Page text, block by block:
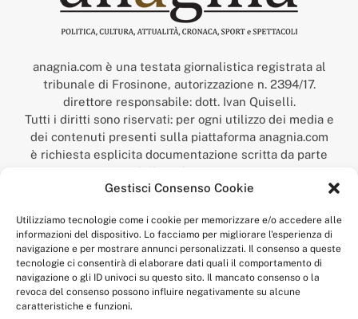
Gestisci Consenso Cookie
Utilizziamo tecnologie come i cookie per memorizzare e/o accedere alle
informazioni del dispositivo. Lo facciamo per migliorare l'esperienza di
navigazione e per mostrare annunci personalizzati. Il consenso a queste
tecnologie ci consentirà di elaborare dati quali il comportamento di
navigazione o gli ID univoci su questo sito. Il mancato consenso o la
revoca del consenso possono influire negativamente su alcune
caratteristiche e funzioni.
anagnia.com è una testata giornalistica registrata al
tribunale di Frosinone, autorizzazione n. 2394/17.
direttore responsabile: dott. Ivan Quiselli.
Tutti i diritti sono riservati: per ogni utilizzo dei media e
dei contenuti presenti sulla piattaforma anagnia.com
è richiesta esplicita documentazione scritta da parte
della redazione.
“Anagnia” è un marchio registrato presso l’Ufficio Italiano
Economico,
num. registrazione: 302017000014044 del 9 febbraio 2017.
Per contatti:redazione@anagnia.com